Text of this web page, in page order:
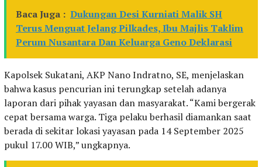
Baca Juga : Dukungan Desi Kurniati Malik SH
Terus Menguat Jelang Pilkades, Ibu Majlis Taklim
Perum Nusantara Dan Keluarga Geno Deklarasi
Kapolsek Sukatani, AKP Nano Indratno, SE, menjelaskan
bahwa kasus pencurian ini terungkap setelah adanya
laporan dari pihak yayasan dan masyarakat. “Kami bergerak
cepat bersama warga. Tiga pelaku berhasil diamankan saat
berada di sekitar lokasi yayasan pada 14 September 2025
pukul 17.00 WIB,” ungkapnya.